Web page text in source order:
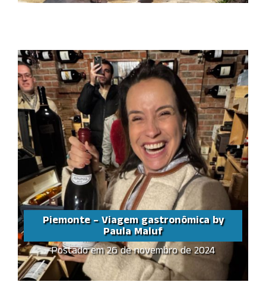
Mar Turquesa
Piemonte – Viagem gastronômica by
Paula Maluf
Postado em 26 de novembro de 2024
Piemonte – Viagem
gastronômica by Paula
Maluf